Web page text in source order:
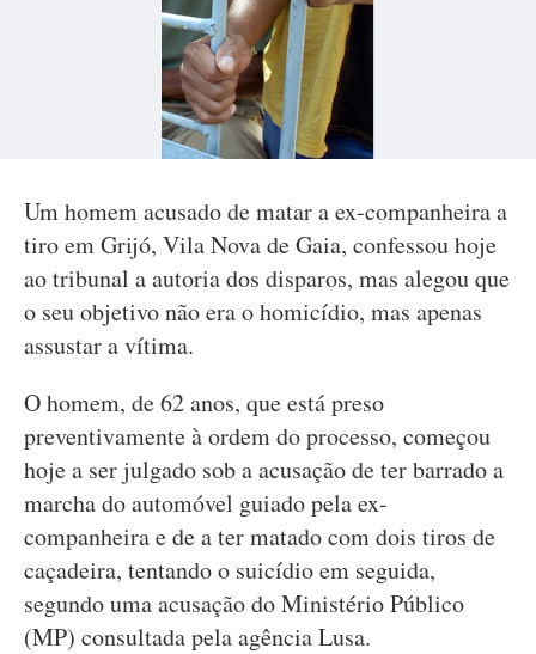
Um homem acusado de matar a ex-companheira a
tiro em Grijó, Vila Nova de Gaia, confessou hoje
ao tribunal a autoria dos disparos, mas alegou que
o seu objetivo não era o homicídio, mas apenas
assustar a vítima.
O homem, de 62 anos, que está preso
preventivamente à ordem do processo, começou
hoje a ser julgado sob a acusação de ter barrado a
marcha do automóvel guiado pela ex-
companheira e de a ter matado com dois tiros de
caçadeira, tentando o suicídio em seguida,
segundo uma acusação do Ministério Público
(MP) consultada pela agência Lusa.